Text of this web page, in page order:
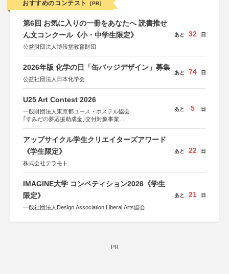
おすすめのコンテスト [PR]
第6回 お気に入りの一冊をあなたへ 読書推せ
ん文コンクール《小・中学生限定》
公益財団法人博報堂教育財団
あと 32 日
2026年版 化学の日「缶バッジデザイン」募集
公益社団法人日本化学会
あと 74 日
U25 Art Contest 2026
一般財団法人東京都ユース・ホステル協会
｢すみだの夢応援助成金｣交付対象事業
あと 5 日
アップサイクル学生クリエイターズアワード
《学生限定》
株式会社テラモト
あと 22 日
IMAGINE大学 コンペティション2026《学生
限定》
一般社団法人Design Association Liberal Arts協会
あと 21 日
PR